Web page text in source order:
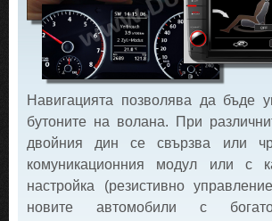
Навигацията позволява да бъде
бутоните на волана. При
двойния дин се свързва или
комуникационния модул или с
настройка (резистивно
новите автомобили с